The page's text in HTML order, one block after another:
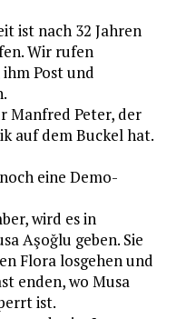
ist nach 32 Jahren
Wir rufen
Post und
Manfred Peter, der
auf dem Buckel hat.
eine Demo-
wird es in
Aşoğlu geben. Sie
Flora losgehen und
enden, wo Musa
ist.